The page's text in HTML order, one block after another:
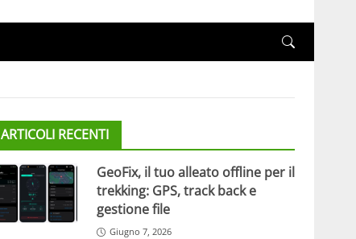
ARTICOLI RECENTI
GeoFix, il tuo alleato offline per il
trekking: GPS, track back e
gestione file
Giugno 7, 2026